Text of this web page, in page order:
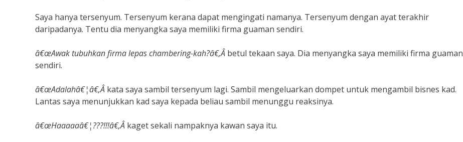
Saya hanya tersenyum. Tersenyum kerana dapat mengingati namanya. Tersenyum dengan ayat terakhir
daripadanya. Tentu dia menyangka saya memiliki firma guaman sendiri.
â€œAwak tubuhkan firma lepas chambering-kah?â€,Â betul tekaan saya. Dia menyangka saya memiliki firma guaman
sendiri.
â€œAdalahâ€¦â€,Â kata saya sambil tersenyum lagi. Sambil mengeluarkan dompet untuk mengambil bisnes kad.
Lantas saya menunjukkan kad saya kepada beliau sambil menunggu reaksinya.
â€œHaaaaaâ€¦???!!!â€,Â kaget sekali nampaknya kawan saya itu.